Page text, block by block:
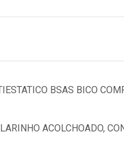
BSAS BICO
ACOLCHOADO,